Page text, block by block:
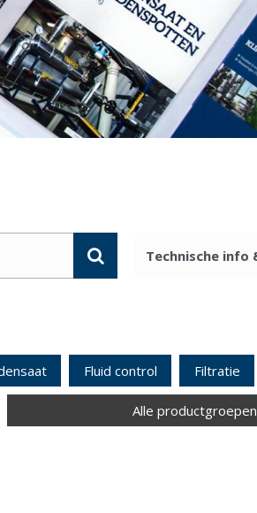
Fluid control Filtratie
Alle productgroepen